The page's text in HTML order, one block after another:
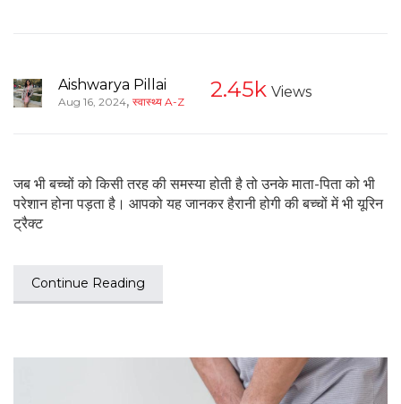
Aishwarya Pillai
Aug 16, 2024, स्वास्थ्य A-Z 2.45k Views
जब भी बच्चों को किसी तरह की समस्या होती है तो उनके माता-पिता को भी
परेशान होना पड़ता है। आपको यह जानकर हैरानी होगी की बच्चों में भी यूरिन
ट्रैक्ट
Continue Reading